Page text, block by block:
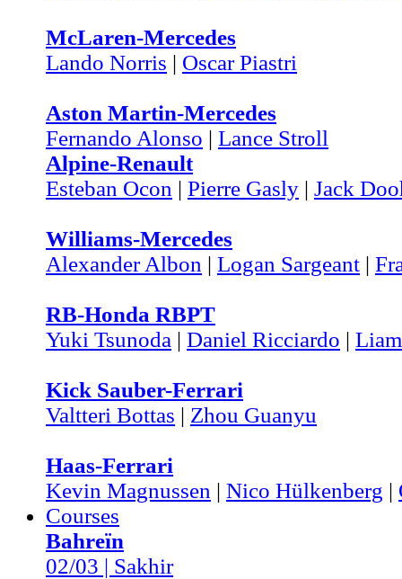
McLaren-Mercedes
Lando Norris | Oscar Piastri
Aston Martin-Mercedes
Fernando Alonso | Lance Stroll
Alpine-Renault
Esteban Ocon | Pierre Gasly | Jack
Williams-Mercedes
Alexander Albon | Logan Sargeant |
RB-Honda RBPT
Yuki Tsunoda | Daniel Ricciardo |
Kick Sauber-Ferrari
Valtteri Bottas | Zhou Guanyu
Haas-Ferrari
Kevin Magnussen | Nico Hülkenberg |
Courses
Bahreïn
02/03 | Sakhir